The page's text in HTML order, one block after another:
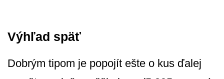
Výhľad späť
Dobrým tipom je popojít ešte o kus ďalej